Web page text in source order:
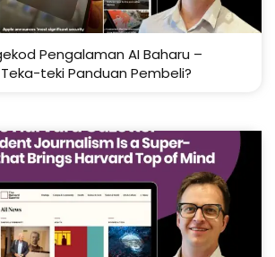
Pengalaman AI Baharu –
teki Panduan Pembeli?